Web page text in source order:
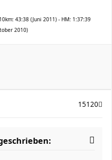
43:38 (Juni 2011) - HM: 1:37:39
2010)
15120